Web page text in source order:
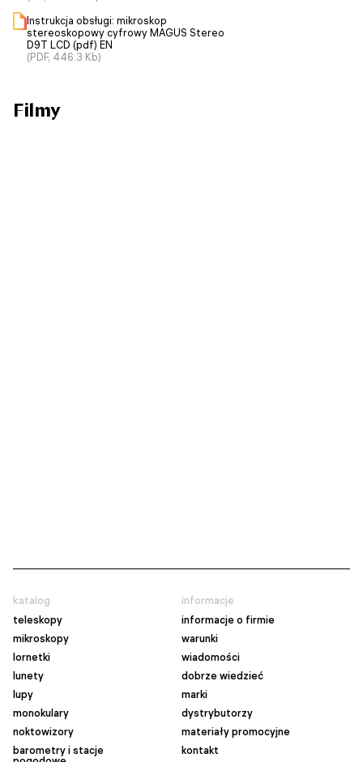
Instrukcja obsługi: mikroskop
stereoskopowy cyfrowy MAGUS Stereo
D9T LCD (pdf) EN
(PDF, 446.3 Kb)
Filmy
katalog
teleskopy
mikroskopy
lornetki
lunety
lupy
monokulary
noktowizory
barometry i stacje
informacje
informacje o firmie
warunki
wiadomości
dobrze wiedzieć
marki
dystrybutorzy
materiały promocyjne
kontakt